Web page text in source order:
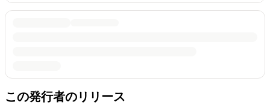
この発行者のリリース